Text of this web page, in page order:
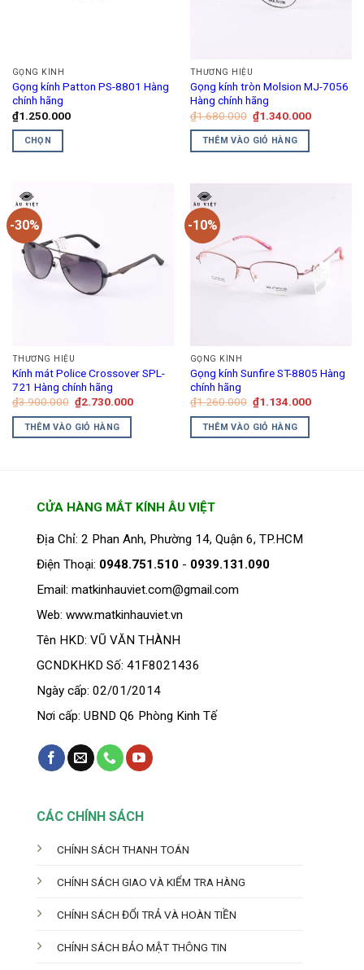
được
chọn
trên
trang
sản
GỌNG KÍNH
Gọng kính Patton PS-8801 Hàng
chính hãng
₫1.250.000
CHỌN
này
có
nhiều
biến
thể.
được
chọn
trên
trang
sản
THƯƠNG HIỆU
Gọng kính tròn Molsion MJ-7056
Hàng chính hãng
₫1.680.000 Giá
gốc
là:
₫1.680.000.
₫1.340.000Giá
THÊM VÀO GIỎ HÀNG
-30%
THƯƠNG HIỆU
Kính mát Police Crossover SPL-
721 Hàng chính hãng
₫3.900.000 Giá
gốc
là:
₫3.900.000.
₫2.730.000Giá
THÊM VÀO GIỎ HÀNG
-10%
GỌNG KÍNH
Gọng kính Sunfire ST-8805 Hàng
chính hãng
₫1.260.000 Giá
gốc
là:
₫1.260.000.
₫1.134.000Giá
THÊM VÀO GIỎ HÀNG
CỬA HÀNG MẮT KÍNH ÂU VIỆT
Địa Chỉ: 2 Phan Anh, Phường 14, Quận 6, TP.HCM
Điện Thoại: 0948.751.510 - 0939.131.090
Email: matkinhauviet.com@gmail.com
Web: www.matkinhauviet.vn
Tên HKD: VŨ VĂN THÀNH
GCNDKHKD Số: 41F8021436
Ngày cấp: 02/01/2014
Nơi cấp: UBND Q6 Phòng Kinh Tế
CÁC CHÍNH SÁCH
CHÍNH SÁCH THANH TOÁN
CHÍNH SÁCH GIAO VÀ KIỂM TRA HÀNG
CHÍNH SÁCH ĐỔI TRẢ VÀ HOÀN TIỀN
CHÍNH SÁCH BẢO MẬT THÔNG TIN